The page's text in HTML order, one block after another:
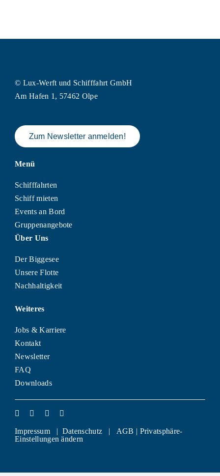
© Lux-Werft und Schifffahrt GmbH
Am Hafen 1, 57462 Olpe
Zum Newsletter anmelden!
Menü
Schifffahrten
Schiff mieten
Events an Bord
Gruppenangebote
Über Uns
Der Biggesee
Unsere Flotte
Nachhaltigkeit
Weiteres
Jobs & Karriere
Kontakt
Newsletter
FAQ
Downloads
Impressum| Datenschutz | AGB | Privatsphäre-
Einstellungen ändern